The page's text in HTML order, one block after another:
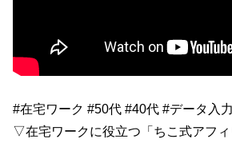
#在宅ワーク #50代 #40代 #データ入力
▽在宅ワークに役立つ「ちこ式アフ